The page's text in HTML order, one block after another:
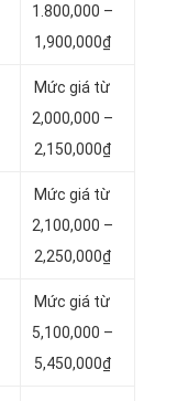
1.800,000 –
1,900,000₫
Mức giá từ
2,000,000 –
2,150,000₫
Mức giá từ
2,100,000 –
2,250,000₫
Mức giá từ
5,100,000 –
5,450,000₫